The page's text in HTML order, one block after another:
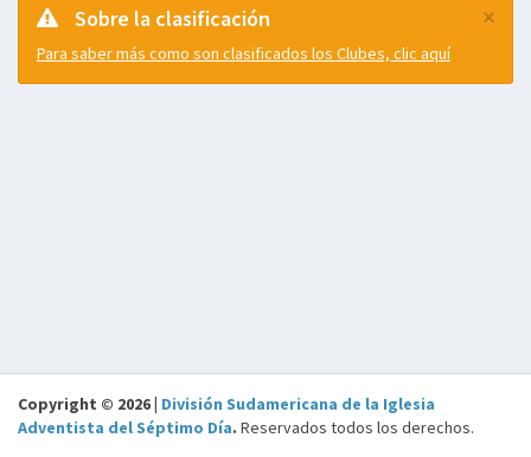
×
Sobre la clasificación
Para saber más como son clasificados los Clubes, clic aquí
Copyright © 2026 | División Sudamericana de la Iglesia
Adventista del Séptimo Día. Reservados todos los derechos.